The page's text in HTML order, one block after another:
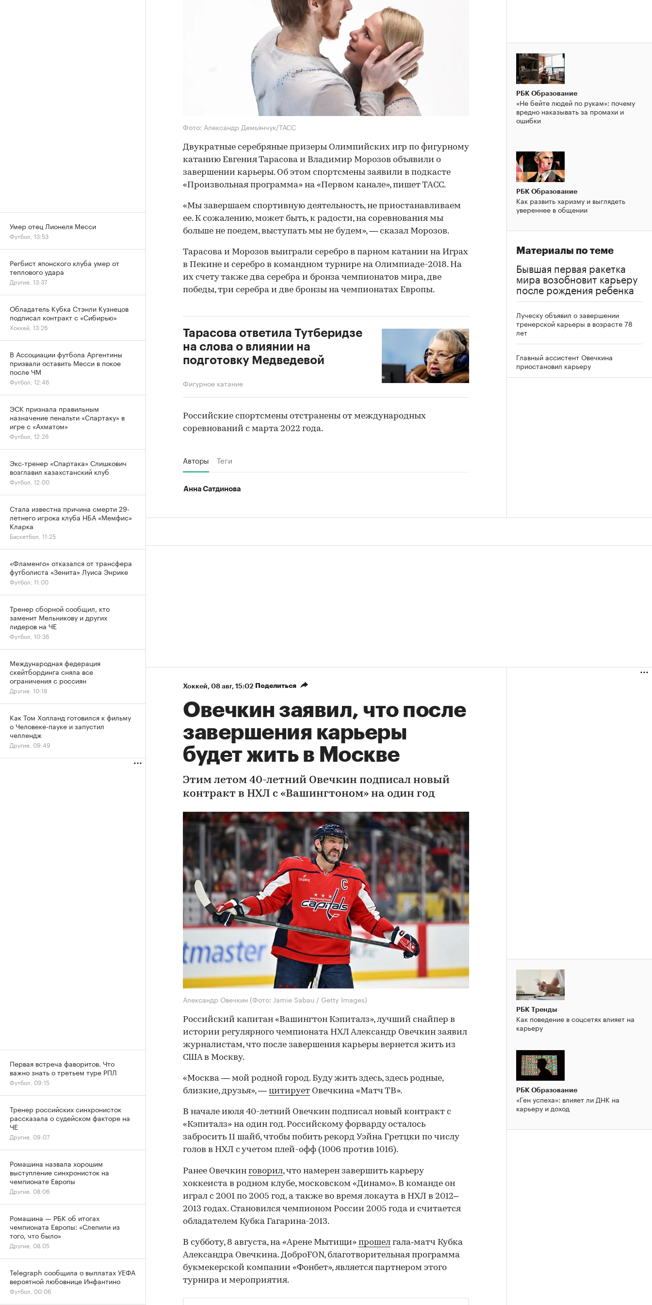
Фото: Александр Демьянчук/ТАСС
Двукратные серебряные призеры Олимпийских игр по фигурному
катанию Евгения Тарасова и Владимир Морозов объявили о
завершении карьеры. Об этом спортсмены заявили в подкасте
«Произвольная программа» на «Первом канале», пишет ТАСС.
«Мы завершаем спортивную деятельность, не приостанавливаем
ее. К сожалению, может быть, к радости, на соревнования мы
больше не поедем, выступать мы не будем», — сказал Морозов.
Тарасова и Морозов выиграли серебро в парном катании на Играх
в Пекине и серебро в командном турнире на Олимпиаде-2018. На
их счету также два серебра и бронза чемпионатов мира, две
победы, три серебра и две бронзы на чемпионатах Европы.
Тарасова ответила Тутберидзе
на слова о влиянии на
подготовку Медведевой
Фигурное катание
Российские спортсмены отстранены от международных
соревнований с марта 2022 года.
Авторы Теги
Анна Сатдинова
РБК Образование
«Не бейте людей по рукам»: почему
вредно наказывать за промахи и
ошибки
РБК Образование
Как развить харизму и выглядеть
увереннее в общении
Материалы по теме
Бывшая первая ракетка
мира возобновит карьеру
после рождения ребенка
Луческу объявил о завершении
тренерской карьеры в возрасте 78
лет
Главный ассистент Овечкина
приостановил карьеру
Хоккей⁠, 08 авг, 15:02 Поделиться
Овечкин заявил, что после
завершения карьеры
будет жить в Москве
Этим летом 40-летний Овечкин подписал новый
контракт в НХЛ с «Вашингтоном» на один год
Александр Овечкин (Фото: Jamie Sabau / Getty Images)
Российский капитан «Вашингтон Кэпиталз», лучший снайпер в
истории регулярного чемпионата НХЛ Александр Овечкин заявил
журналистам, что после завершения карьеры вернется жить из
США в Москву.
«Москва — мой родной город. Буду жить здесь, здесь родные,
близкие, друзья», — цитирует Овечкина «Матч ТВ».
В начале июля 40-летний Овечкин подписал новый контракт с
«Кэпиталз» на один год. Российскому форварду осталось
забросить 11 шайб, чтобы побить рекорд Уэйна Гретцки по числу
голов в НХЛ с учетом плей-офф (1006 против 1016).
Ранее Овечкин говорил, что намерен завершить карьеру
хоккеиста в родном клубе, московском «Динамо». В команде он
играл с 2001 по 2005 год, а также во время локаута в НХЛ в 2012–
2013 годах. Становился чемпионом России 2005 года и считается
обладателем Кубка Гагарина-2013.
В субботу, 8 августа, на «Арене Мытищи» прошел гала‑матч Кубка
Александра Овечкина. ДоброFON, благотворительная программа
букмекерской компании «Фонбет», является партнером этого
турнира и мероприятия.
РБК Тренды
Как поведение в соцсетях влияет на
карьеру
РБК Образование
«Ген успеха»: влияет ли ДНК на
карьеру и доход
Умер отец Лионеля Месси
Футбол, 13:53
Регбист японского клуба умер от
теплового удара
Другие, 13:37
Обладатель Кубка Стэнли Кузнецов
подписал контракт с «Сибирью»
Хоккей, 13:26
В Ассоциации футбола Аргентины
призвали оставить Месси в покое
после ЧМ
Футбол, 12:46
ЭСК признала правильным
назначение пенальти «Спартаку» в
игре с «Ахматом»
Футбол, 12:26
Экс-тренер «Спартака» Слишкович
возглавил казахстанский клуб
Футбол, 12:00
Стала известна причина смерти 29-
летнего игрока клуба НБА «Мемфис»
Кларка
Баскетбол, 11:25
«Фламенго» отказался от трансфера
футболиста «Зенита» Луиса Энрике
Футбол, 11:00
Тренер сборной сообщил, кто
заменит Мельникову и других
лидеров на ЧЕ
Футбол, 10:36
Международная федерация
скейтбординга сняла все
ограничения с россиян
Другие, 10:18
Как Том Холланд готовился к фильму
о Человеке-пауке и запустил
челлендж
Другие, 09:49
Первая встреча фаворитов. Что
важно знать о третьем туре РПЛ
Футбол, 09:15
Тренер российских синхронисток
рассказала о судейском факторе на
ЧЕ
Другие, 09:07
Ромашина назвала хорошим
выступление синхронисток на
чемпионате Европы
Другие, 08:06
Ромашина — РБК об итогах
чемпионата Европы: «Слепили из
того, что было»
Другие, 08:05
Telegraph сообщила о выплатах УЕФА
вероятной любовнице Инфантино
Футбол, 00:06